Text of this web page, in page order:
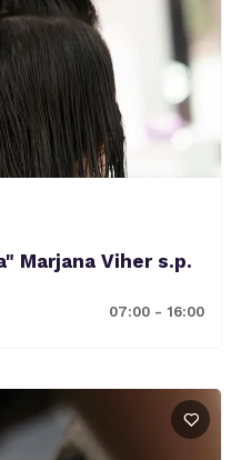
Marjana Viher s.p.
07:00 - 16:00